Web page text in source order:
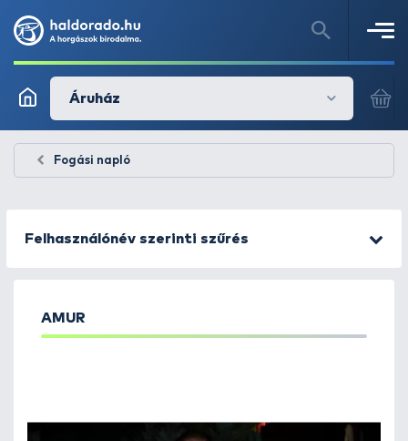
Áruház
Fogási napló
Felhasználónév szerinti szűrés
AMUR